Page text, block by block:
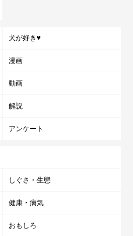
犬が好き♥
漫画
動画
解説
アンケート
しぐさ・生態
健康・病気
おもしろ